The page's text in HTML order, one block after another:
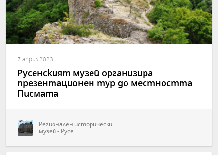
7 април 2023
Русенският музей организира
презентационен тур до местността
Писмата
Регионален исторически
музей - Русе